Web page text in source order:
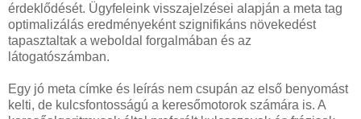
érdeklődését. Ügyfeleink visszajelzései alapján a meta tag
optimalizálás eredményeként szignifikáns növekedést
tapasztaltak a weboldal forgalmában és az
látogatószámban.
Egy jó meta címke és leírás nem csupán az első benyomást
kelti, de kulcsfontosságú a keresőmotorok számára is. A